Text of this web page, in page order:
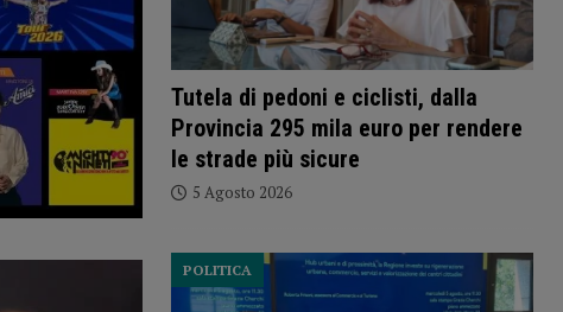
Tutela di pedoni e ciclisti, dalla
Provincia 295 mila euro per rendere
le strade più sicure
5 Agosto 2026
POLITICA